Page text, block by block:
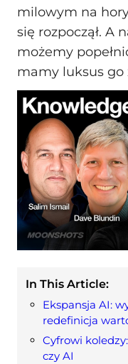
milowym na
się rozpoczął. A
możemy
mamy luksus go
In This Article:
Ekspansja AI:
redefinicja
Cyfrowi
czy AI